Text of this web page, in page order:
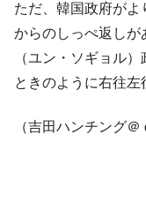
ただ、韓国政府がよ
からのしっぺ返しが
（ユン・ソギョル
ときのように右往左
（吉田ハンチング＠